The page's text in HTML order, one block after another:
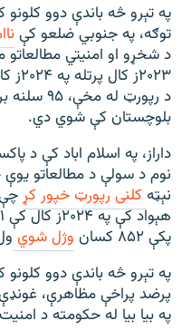
په تېرو څه باندې دوو
توګه، په جنوبي ضلعو کې
د شخړو او امنیتي
۲۰۲۳ز کال پرتله په ۲۰۲۴ز کال کې بریدونه ۷۰ سلنه
د رپورټ
بلوچستان کې شوي دي.
داراز، په اسلام اباد کې د
نوم د سولې د مطالعاتو
نېټه کلنی رپورټ خپور کړ
پکې ۸۵۲ کسان
وژل شوي
په تېرو څه باندې دوو
پرضد پراخې مظاهرې،
په بیا بیا له حکومته د